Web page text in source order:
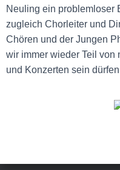
Neuling ein problemloser
zugleich Chorleiter und
Chören und der Jungen
wir immer wieder Teil von
und Konzerten sein